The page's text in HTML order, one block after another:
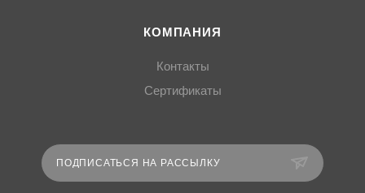
КОМПАНИЯ
Контакты
Сертификаты
ПОДПИСАТЬСЯ НА РАССЫЛКУ